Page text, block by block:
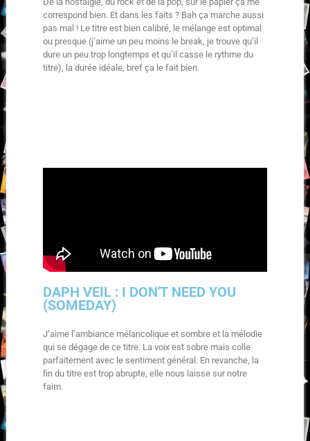
correspond bien. Et dans les faits ? Bah ça marche aussi
pas mal ! Le titre est bien calibré, le mélange est optimal
ou presque (j’aime un peu moins le break, je trouve qu’il
dure un peu trop longtemps et qu’il casse le rythme du
titre), la durée idéale, bref ça le fait bien.
DAPH VEIL : I DON'T NEED YOU
(SOMEDAY)
J’aime l’ambiance mélancolique et sombre et la mélodie
qui se dégage de ce titre. La voix est sobre mais colle
parfaitement avec le sentiment général. En revanche, la
fin du titre est trop abrupte, elle nous laisse sur notre
faim.